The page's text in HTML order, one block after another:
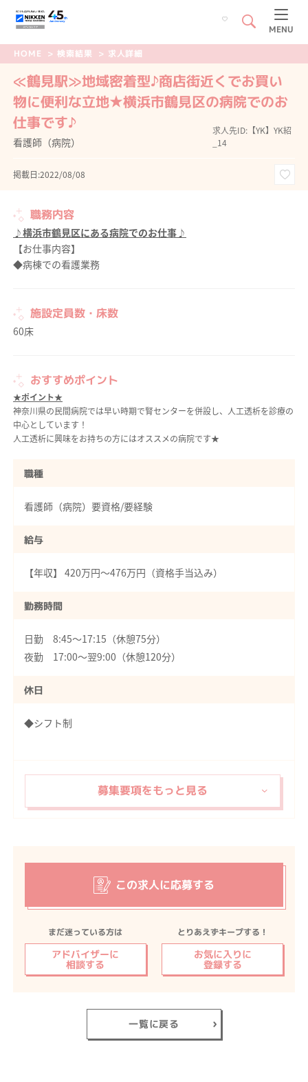
MENU
HOME > 検索結果 > 求人詳細
≪鶴見駅≫地域密着型♪商店街近くでお買い
物に便利な立地★横浜市鶴見区の病院でのお
仕事です♪
看護師（病院）
求人先ID:【YK】YK紹
_14
掲載日:2022/08/08
職務内容
♪横浜市鶴見区にある病院でのお仕事♪
【お仕事内容】
◆病棟での看護業務
施設定員数・床数
60床
おすすめポイント
★ポイント★
神奈川県の民間病院では早い時期で腎センターを併設し、人工透析を診療の
中心としています！
人工透析に興味をお持ちの方にはオススメの病院です★
職種
看護師（病院）要資格/要経験
給与
【年収】 420万円～476万円（資格手当込み）
勤務時間
日勤 8:45～17:15（休憩75分）
夜勤 17:00～翌9:00（休憩120分）
休日
◆シフト制
この求人に応募する
まだ迷っている方は
アドバイザーに
相談する
とりあえずキープする！
お気に入りに
登録する
一覧に戻る